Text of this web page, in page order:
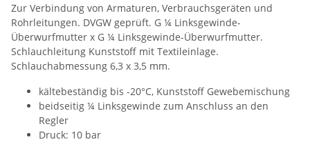
Zur Verbindung von Armaturen, Verbrauchsgeräten und
Rohrleitungen. DVGW geprüft. G ¼ Linksgewinde-
Überwurfmutter x G ¼ Linksgewinde-Überwurfmutter.
Schlauchleitung Kunststoff mit Textileinlage.
Schlauchabmessung 6,3 x 3,5 mm.
kältebeständig bis -20°C, Kunststoff Gewebemischung
beidseitig ¼ Linksgewinde zum Anschluss an den
Regler
Druck: 10 bar